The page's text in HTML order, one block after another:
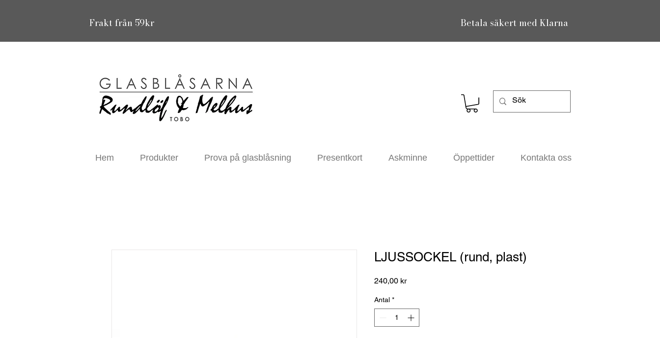
Frakt från 59kr Betala säkert med Klarna
Hem Produkter Prova på glasblåsning Presentkort Askminne Öppettider Kontakta oss
LJUSSOCKEL (rund, plast)
240,00 krPris
Antal *